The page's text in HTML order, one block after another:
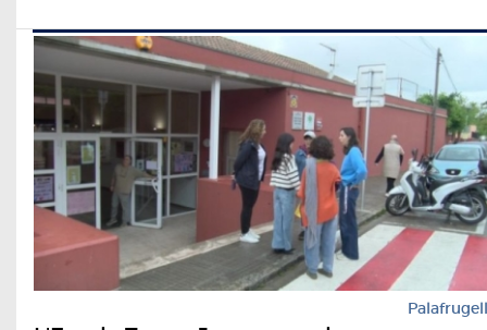
Palafrugell